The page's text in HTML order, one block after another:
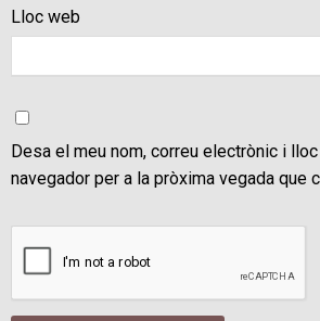
Lloc web
Desa el meu nom, correu electrònic i
navegador per a la pròxima vegada que